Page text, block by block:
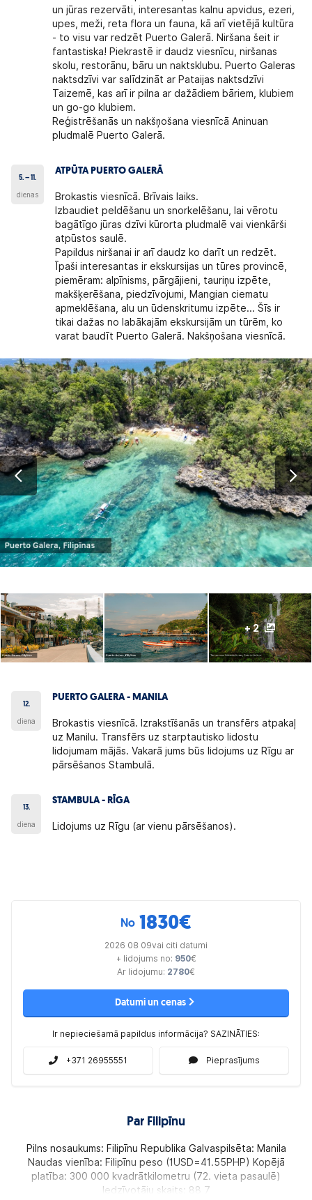
un jūras rezervāti, interesantas kalnu apvidus, ezeri,
upes, meži, reta flora un fauna, kā arī vietējā kultūra
- to visu var redzēt Puerto Galerā. Niršana šeit ir
fantastiska! Piekrastē ir daudz viesnīcu, niršanas
skolu, restorānu, bāru un naktsklubu. Puerto Galeras
naktsdzīvi var salīdzināt ar Pataijas naktsdzīvi
Taizemē, kas arī ir pilna ar dažādiem bāriem, klubiem
un go-go klubiem.
Reģistrēšanās un nakšņošana viesnīcā Aninuan
pludmalē Puerto Galerā.
5. – 11.
dienas
ATPŪTA PUERTO GALERĀ
Brokastis viesnīcā. Brīvais laiks.
Izbaudiet peldēšanu un snorkelēšanu, lai vērotu
bagātīgo jūras dzīvi kūrorta pludmalē vai vienkārši
atpūstos saulē.
Papildus niršanai ir arī daudz ko darīt un redzēt.
Īpaši interesantas ir ekskursijas un tūres provincē,
piemēram: alpīnisms, pārgājieni, tauriņu izpēte,
makšķerēšana, piedzīvojumi, Mangian ciematu
apmeklēšana, alu un ūdenskritumu izpēte... Šīs ir
tikai dažas no labākajām ekskursijām un tūrēm, ko
varat baudīt Puerto Galerā. Nakšņošana viesnīcā.
+ 2
12.
diena
PUERTO GALERA - MANILA
Brokastis viesnīcā. Izrakstīšanās un transfērs atpakaļ
uz Manilu. Transfērs uz starptautisko lidostu
lidojumam mājās. Vakarā jums būs lidojums uz Rīgu ar
pārsēšanos Stambulā.
13.
diena
STAMBULA - RĪGA
Lidojums uz Rīgu (ar vienu pārsēšanos).
No 1830€
2026 08 09vai citi datumi
+ lidojums no: 950€
Ar lidojumu: 2780€
Datumi un cenas
Ir nepieciešamā papildus informācija? SAZINĀTIES:
+371 26955551 Pieprasījums
Par Filipīnu
Pilns nosaukums: Filipīnu Republika Galvaspilsēta: Manila
Naudas vienība: Filipīnu peso (1USD=41.55PHP) Kopējā
platība: 300 000 kvadrātkilometru (72. vieta pasaulē)
Iedzīvotāju skaits: 88 7